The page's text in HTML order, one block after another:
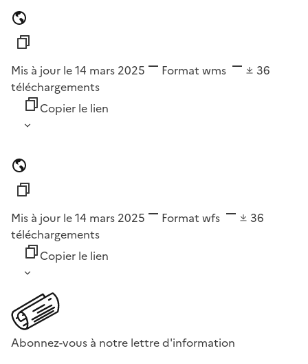
Mis à jour le 14 mars 2025 Format wms
36
téléchargements
Copier le lien
Mis à jour le 14 mars 2025 Format wfs
36
téléchargements
Copier le lien
Abonnez-vous à notre lettre d'information